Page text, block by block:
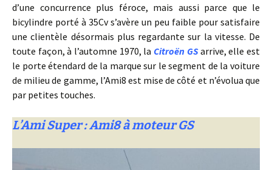
d’une concurrence plus féroce, mais aussi parce que le
bicylindre porté à 35Cv s’avère un peu faible pour satisfaire
une clientèle désormais plus regardante sur la vitesse. De
toute façon, à l’automne 1970, la Citroën GSarrive, elle est
le porte étendard de la marque sur le segment de la voiture
de milieu de gamme, l’Ami8 est mise de côté et n’évolua que
par petites touches.
L’Ami Super : Ami8 à moteur GS